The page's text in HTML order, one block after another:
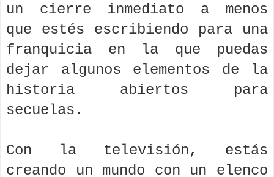
un cierre inmediato a menos
que estés escribiendo para una
franquicia en la que puedas
dejar algunos elementos de la
historia abiertos para
secuelas.
Con la televisión, estás
creando un mundo con un elenco